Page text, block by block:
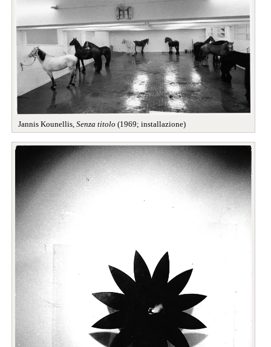
Jannis Kounellis, Senza titolo (1969; installazione)